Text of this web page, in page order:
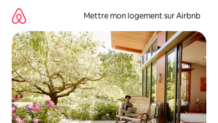
directement
contenu
Mettre mon logement sur Airbnb